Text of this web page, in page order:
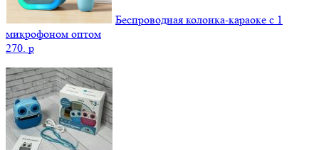
Беспроводная колонка-караоке с 1
микрофоном оптом
270. p